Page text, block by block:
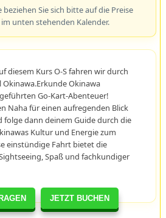
JETZT BUCHEN
Sie sich bitte auf die Preise
unten stehenden Kalender.
diesem Kurs O-S fahren wir durch
Okinawa
Go-Kart-Abenteuer!
Naha für einen aufregenden Blick
folge dann deinem Guide durch die
Kultur und Energie zum
einstündige Fahrt bietet die
Spaß und fachkundiger